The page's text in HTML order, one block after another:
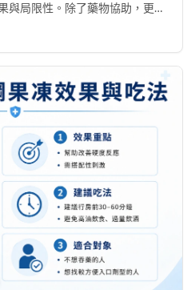
與局限性。除了藥物協助，更強